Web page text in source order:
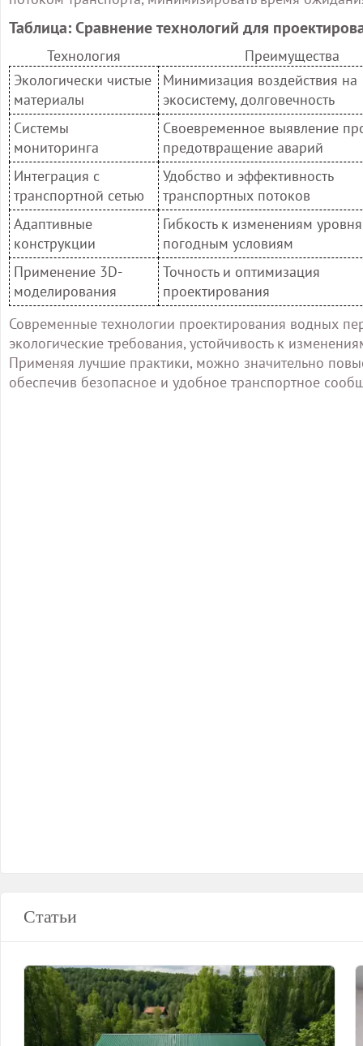
Таблица: Сравнение технологий для
Технология
Преимущества
Экологически чистые
материалы
Минимизация воздействия на
экосистему, долговечность
Системы
мониторинга
Своевременное выявление
предотвращение аварий
Интеграция с
транспортной сетью
Удобство и эффективность
транспортных потоков
Адаптивные
конструкции
Гибкость к изменениям
погодным условиям
Применение 3D-
моделирования
Точность и оптимизация
проектирования
Современные технологии проектирования водных
экологические требования, устойчивость к
Применяя лучшие практики, можно значительно
обеспечив безопасное и удобное транспортное
Статьи